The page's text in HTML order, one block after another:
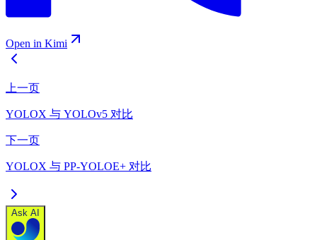
Open in Kimi
上一页
YOLOX 与 YOLOv5 对比
下一页
YOLOX 与 PP-YOLOE+ 对比
Ask AI